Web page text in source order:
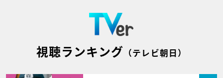
視聴ランキング （テレビ朝日）